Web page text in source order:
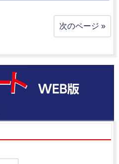
次のページ »